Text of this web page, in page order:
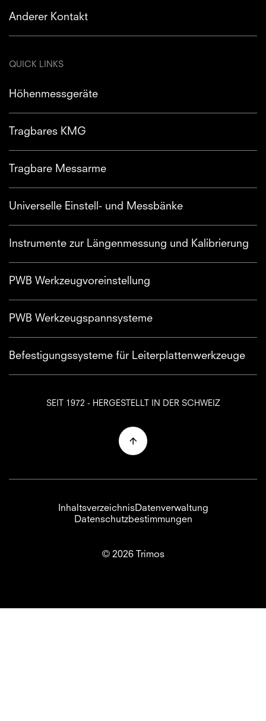
Anderer Kontakt
QUICK LINKS
Höhenmessgeräte
Tragbares KMG
Tragbare Messarme
Universelle Einstell- und Messbänke
Instrumente zur Längenmessung und Kalibrierung
PWB Werkzeugvoreinstellung
PWB Werkzeugspannsysteme
Befestigungssysteme für Leiterplattenwerkzeuge
SEIT 1972 - HERGESTELLT IN DER SCHWEIZ
InhaltsverzeichnisDatenverwaltung
Datenschutzbestimmungen
© 2026 Trimos